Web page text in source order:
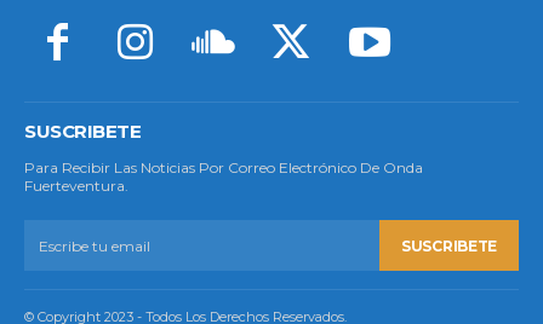
SUSCRIBETE
Para Recibir Las Noticias Por Correo Electrónico De Onda
Fuerteventura.
SUSCRIBETE
© Copyright 2023 - Todos Los Derechos Reservados.